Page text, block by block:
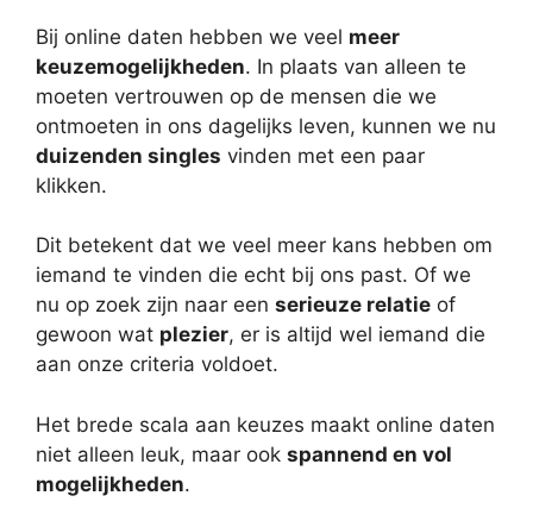
Bij online daten hebben we veel meer
keuzemogelijkheden. In plaats van alleen te
moeten vertrouwen op de mensen die we
ontmoeten in ons dagelijks leven, kunnen we nu
duizenden singles vinden met een paar
klikken.
Dit betekent dat we veel meer kans hebben om
iemand te vinden die echt bij ons past. Of we
nu op zoek zijn naar een serieuze relatie of
gewoon wat plezier, er is altijd wel iemand die
aan onze criteria voldoet.
Het brede scala aan keuzes maakt online daten
niet alleen leuk, maar ook spannend en vol
mogelijkheden.